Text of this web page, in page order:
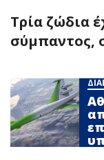
Τρία ζώδια
σύμπαντος,